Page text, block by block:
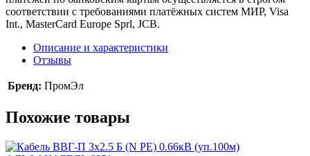
соответствии с требованиями платёжных систем МИР, Visa
Int., MasterCard Europe Sprl, JCB.
Описание и характеристики
Отзывы
Бренд: ПромЭл
Похожие товары